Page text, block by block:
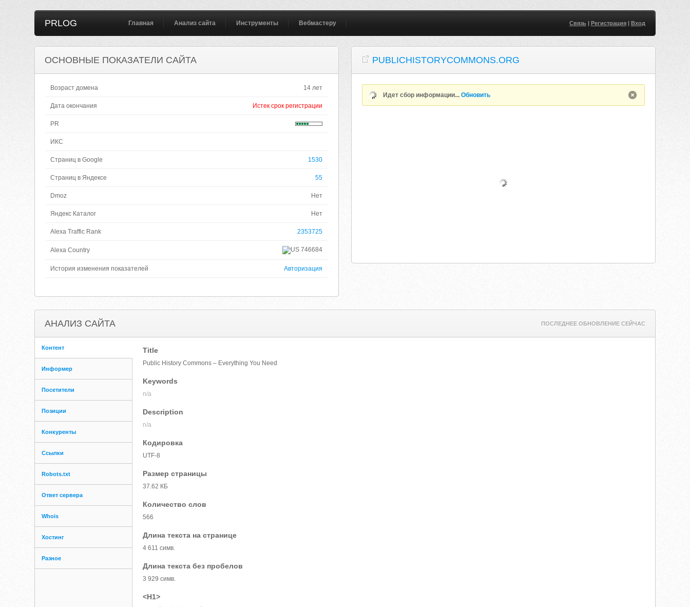
PRLOG Главная Анализ сайта Инструменты Вебмастеру Связь| Регистрация| Вход
ОСНОВНЫЕ ПОКАЗАТЕЛИ САЙТА
Возраст домена 14 лет
Дата окончания Истек срок регистрации
PR
ИКС
Страниц в Google 1530
Страниц в Яндексе 55
Dmoz Нет
Яндекс Каталог Нет
Alexa Traffic Rank 2353725
Alexa Country 746684
История изменения показателей Авторизация
PUBLICHISTORYCOMMONS.ORG
Идет сбор информации...Обновить
АНАЛИЗ САЙТА ПОСЛЕДНЕЕ ОБНОВЛЕНИЕ СЕЙЧАС
Контент
Информер
Посетители
Позиции
Конкуренты
Ссылки
Robots.txt
Ответ сервера
Whois
Хостинг
Разное
Title
Public History Commons – Everything You Need
Keywords
n/a
Description
n/a
Кодировка
UTF-8
Размер страницы
37.62 КБ
Количество слов
566
Длина текста на странице
4 611 симв.
Длина текста без пробелов
3 929 симв.
<H1>